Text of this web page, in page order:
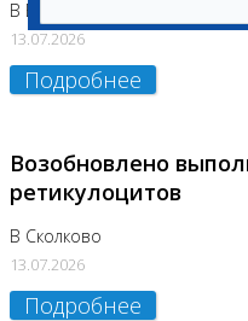
В Бутово
13.07.2026
Подробнее
Возобновлено
ретикулоцитов
В Сколково
13.07.2026
Подробнее